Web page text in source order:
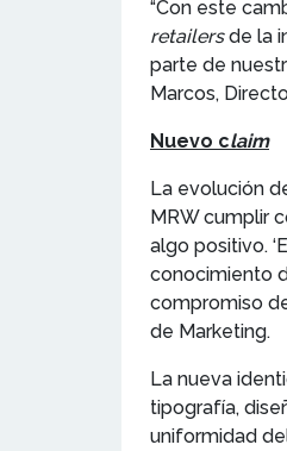
“Con este
retailersde la
parte de
Marcos,
Nuevo claim
La evolución
MRW cumplir
algo positivo.
conocimiento
compromiso
de Marketing.
La nueva
tipografía,
uniformidad